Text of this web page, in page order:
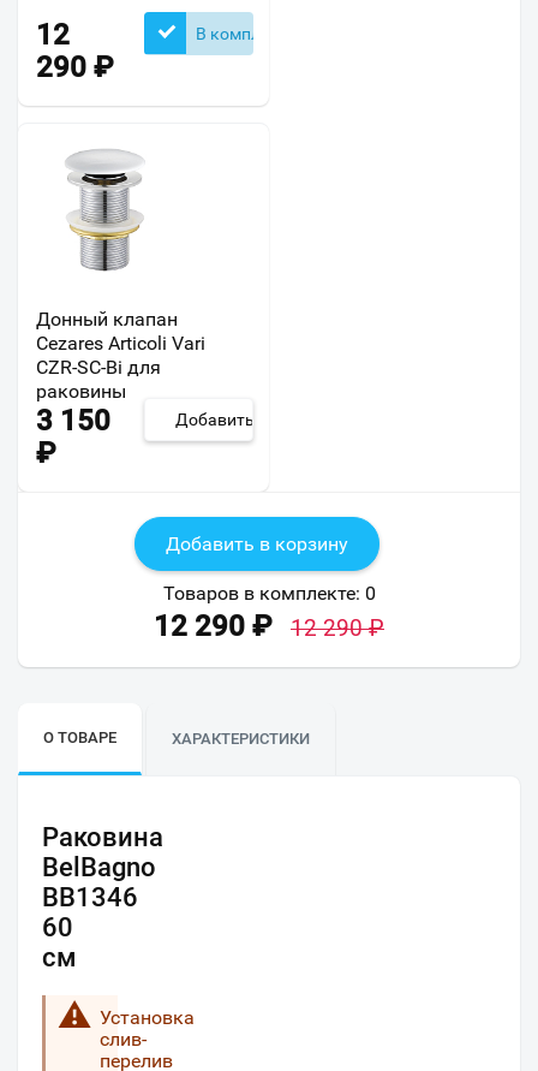
12
290 ₽
В комплекте
Донный клапан
Cezares Articoli Vari
CZR-SC-Bi для
раковины
3 150
₽
Добавить
Добавить в корзину
Товаров в комплекте: 0
12 290 ₽ 12 290₽
О ТОВАРЕ ХАРАКТЕРИСТИКИ
Раковина
BelBagno
BB1346
60
см
Установка
слив-
перелив